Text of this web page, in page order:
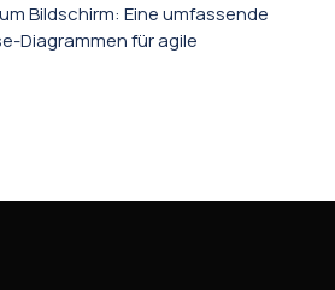
Bildschirm: Eine umfassende
Diagrammen für agile